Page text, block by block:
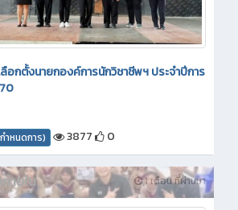
อกตั้งนายกองค์การนักวิชาชีพฯ ประจำปีการ
ำหนดการ) 3877 0
1 เดือน ที่ผ่านมา
ายใน